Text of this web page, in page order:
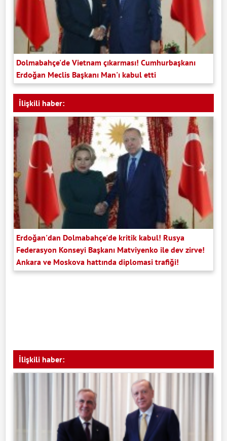
Dolmabahçe'de Vietnam çıkarması! Cumhurbaşkanı
Erdoğan Meclis Başkanı Man'ı kabul etti
İlişkili haber:
Erdoğan'dan Dolmabahçe'de kritik kabul! Rusya
Federasyon Konseyi Başkanı Matviyenko ile dev zirve!
Ankara ve Moskova hattında diplomasi trafiği!
İlişkili haber: